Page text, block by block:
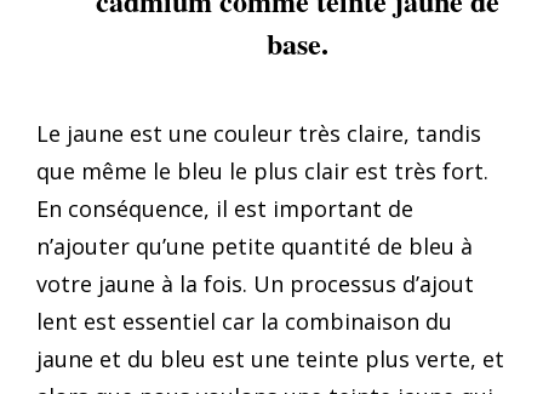
base.
Le jaune est une couleur très claire, tandis
que même le bleu le plus clair est très fort.
En conséquence, il est important de
n’ajouter qu’une petite quantité de bleu à
votre jaune à la fois. Un processus d’ajout
lent est essentiel car la combinaison du
jaune et du bleu est une teinte plus verte, et